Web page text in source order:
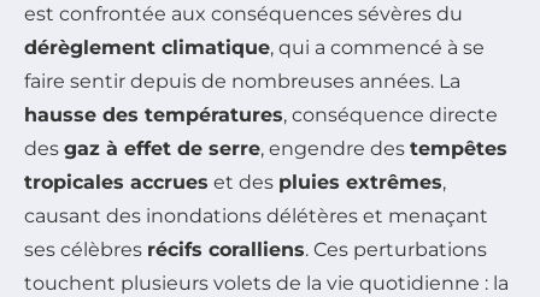
est confrontée aux conséquences sévères du
dérèglement climatique, qui a commencé à se
faire sentir depuis de nombreuses années. La
hausse des températures, conséquence directe
des gaz à effet de serre, engendre des tempêtes
tropicales accrues et des pluies extrêmes,
causant des inondations délétères et menaçant
ses célèbres récifs coralliens. Ces perturbations
touchent plusieurs volets de la vie quotidienne : la